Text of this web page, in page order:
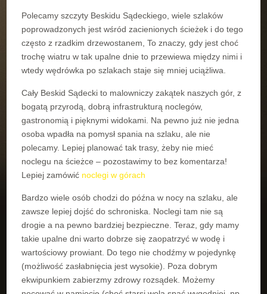
Polecamy szczyty Beskidu Sądeckiego, wiele szlaków
poprowadzonych jest wśród zacienionych ścieżek i do tego
często z rzadkim drzewostanem, To znaczy, gdy jest choć
trochę wiatru w tak upalne dnie to przewiewa między nimi i
wtedy wędrówka po szlakach staje się mniej uciążliwa.
Cały Beskid Sądecki to malowniczy zakątek naszych gór, z
bogatą przyrodą, dobrą infrastrukturą noclegów,
gastronomią i pięknymi widokami. Na pewno już nie jedna
osoba wpadła na pomysł spania na szlaku, ale nie
polecamy. Lepiej planować tak trasy, żeby nie mieć
noclegu na ścieżce – pozostawimy to bez komentarza!
Lepiej zamówić noclegi w górach
Bardzo wiele osób chodzi do późna w nocy na szlaku, ale
zawsze lepiej dojść do schroniska. Noclegi tam nie są
drogie a na pewno bardziej bezpieczne. Teraz, gdy mamy
takie upalne dni warto dobrze się zaopatrzyć w wodę i
wartościowy prowiant. Do tego nie chodźmy w pojedynkę
(możliwość zasłabnięcia jest wysokie). Poza dobrym
ekwipunkiem zabierzmy zdrowy rozsądek. Możemy